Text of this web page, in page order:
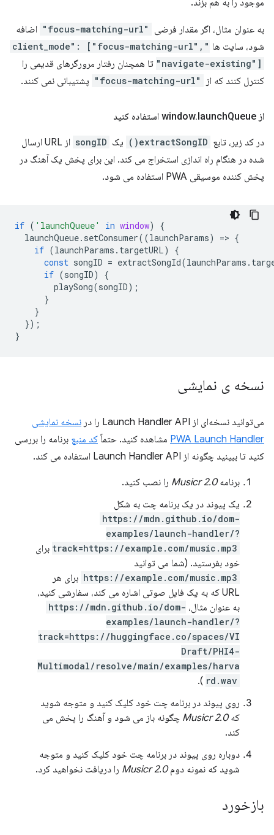
موجود را به هم بزند.
به عنوان مثال، اگر مقدار فرضی "focus-matching-url"
اضافه
شود، سایت ها
"client_mode": ["focus-matching-url",
"navigate-existing"] تا همچنان رفتار مرورگرهای قدیمی را
کنترل کنند که از
"focus-matching-url" پشتیبانی نمی کنند.
از window .launchQueue استفاده کنید
در کد زیر، تابع extractSongID() یک songID
از URL ارسال
شده در هنگام راه اندازی استخراج می کند. این برای پخش یک آهنگ در
پخش کننده موسیقی PWA استفاده می شود.
if ( 'launchQueue' in window)
{
launchQueue. setConsumer((launchParams) => {
if (launchParams . targetURL)
{
const songID = extractSongId(launchParams .
if (songID)
{
playSong(songID);
}
}
});
}
نسخه ی نمایشی
می‌توانید نسخه‌ای از Launch Handler API را در
نسخه نمایشی
PWA Launch Handler مشاهده کنید. حتماً کد منبع برنامه را بررسی
کنید تا ببینید چگونه از Launch Handler API استفاده می کند.
برنامهMusicr 2.0 را نصب کنید.
یک پیوند در یک برنامه چت به شکل
https://mdn.github.io/dom-
examples/launch-handler/?
track=https://example.com/music.mp3 برای
خود بفرستید. (شما می توانید
https://example.com/music.mp3 برای هر
URL که به یک فایل صوتی اشاره می کند، سفارشی کنید،
به عنوان مثال، https://mdn.github.io/dom-
examples/launch-handler/?
track=https://huggingface.co/spaces/VI
Draft/PHI4-
Multimodal/resolve/main/examples/harva
rd.wav
).
روی پیوند در برنامه چت خود کلیک کنید و متوجه شوید
کهMusicr 2.0 چگونه باز می شود و آهنگ را پخش می
کند.
دوباره روی پیوند در برنامه چت خود کلیک کنید و متوجه
شوید که نمونه دومMusicr 2.0 را دریافت نخواهید کرد.
بازخورد